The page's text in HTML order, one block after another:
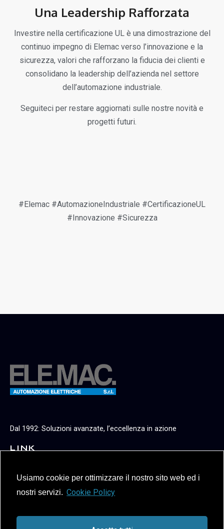
Una Leadership Rafforzata
Investire nella certificazione UL è una dimostrazione del
continuo impegno di Elemac verso l’innovazione e la
sicurezza, valori che rafforzano la fiducia dei clienti e
consolidano la leadership dell’azienda nel settore
dell’automazione industriale.
Seguiteci per restare aggiornati sulle nostre novità e
progetti futuri.
#Elemac #AutomazioneIndustriale #CertificazioneUL
#Innovazione #Sicurezza
Dal 1992: Soluzioni avanzate, l’eccellenza in azione
LINK
Politica Whistleblowing
Usiamo cookie per ottimizzare il nostro sito web ed i
nostri servizi. Cookie Policy